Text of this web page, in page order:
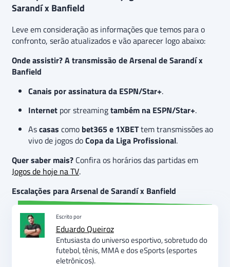
Sarandí x Banfield
Leve em consideração as informações que temos para o
confronto, serão atualizados e vão aparecer logo abaixo:
Onde assistir? A transmissão de Arsenal de Sarandí x
Banfield
Canais por assinatura da ESPN/Star+.
Internet por streamingtambém na ESPN/Star+.
Ascasas como bet365e 1XBETtem transmissões ao
vivo de jogos doCopa da Liga Profissional.
Quer saber mais? Confira os horários das partidas em
Jogos de hoje na TV.
Escalações para Arsenal de Sarandí x Banfield
Escrito por
Eduardo Queiroz
Entusiasta do universo esportivo, sobretudo do
futebol, tênis, MMA e dos eSports (esportes
eletrônicos).